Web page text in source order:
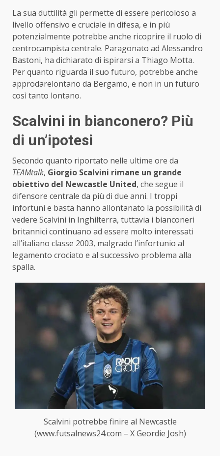
La sua duttilità gli permette di essere pericoloso a
livello offensivo e cruciale in difesa, e in più
potenzialmente potrebbe anche ricoprire il ruolo di
centrocampista centrale. Paragonato ad Alessandro
Bastoni, ha dichiarato di ispirarsi a Thiago Motta.
Per quanto riguarda il suo futuro, potrebbe anche
approdarelontano da Bergamo, e non in un futuro
così tanto lontano.
Scalvini in bianconero? Più
di un’ipotesi
Secondo quanto riportato nelle ultime ore da
TEAMtalk, Giorgio Scalvini rimane un grande
obiettivo del Newcastle United, che segue il
difensore centrale da più di due anni. I troppi
infortuni e basta hanno allontanato la possibilità di
vedere Scalvini in Inghilterra, tuttavia i bianconeri
britannici continuano ad essere molto interessati
all’italiano classe 2003, malgrado l’infortunio al
legamento crociato e al successivo problema alla
spalla.
Scalvini potrebbe finire al Newcastle
(www.futsalnews24.com – X Geordie Josh)